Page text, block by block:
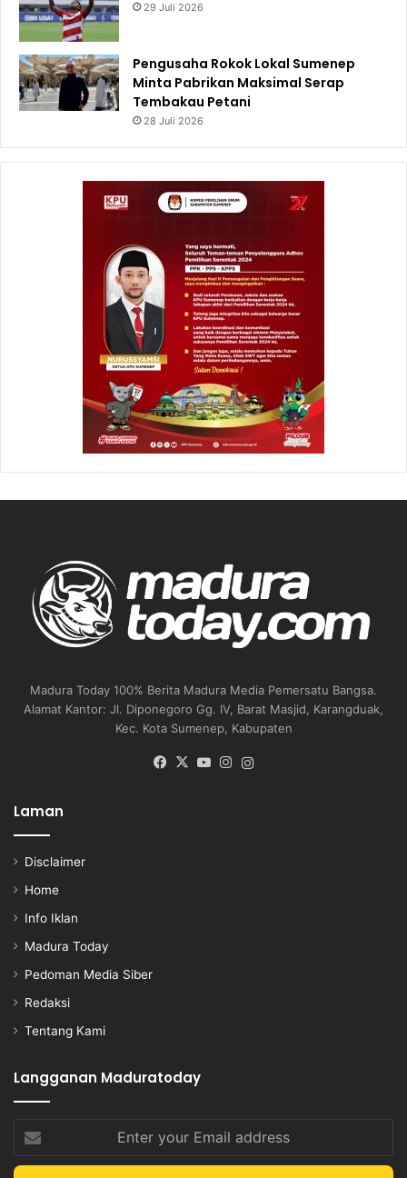
29 Juli 2026
Pengusaha Rokok Lokal Sumenep
Minta Pabrikan Maksimal Serap
Tembakau Petani
28 Juli 2026
Madura Today 100% Berita Madura Media Pemersatu Bangsa.
Alamat Kantor: Jl. Diponegoro Gg. IV, Barat Masjid, Karangduak,
Kec. Kota Sumenep, Kabupaten
Facebook
X YouTubeInstagram
Laman
Disclaimer
Home
Info Iklan
Madura Today
Pedoman Media Siber
Redaksi
Tentang Kami
Langganan Maduratoday
your
Email